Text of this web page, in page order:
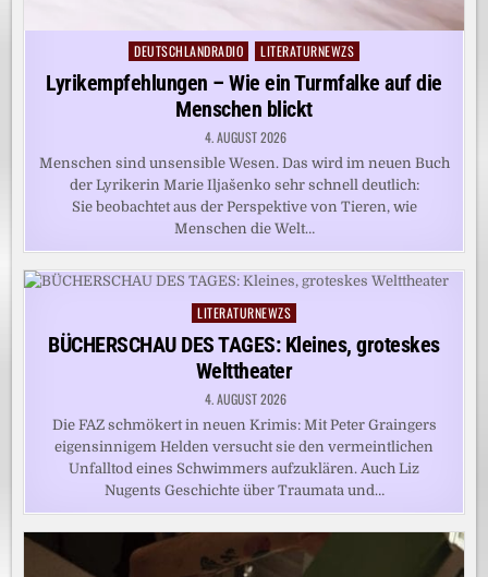
Posted
in
DEUTSCHLANDRADIO LITERATURNEWZS
Lyrikempfehlungen – Wie ein Turmfalke auf die
Menschen blickt
4. AUGUST 2026
Menschen sind unsensible Wesen. Das wird im neuen Buch
der Lyrikerin Marie Iljašenko sehr schnell deutlich:
Sie beobachtet aus der Perspektive von Tieren, wie
Menschen die Welt…
Posted
in
LITERATURNEWZS
BÜCHERSCHAU DES TAGES: Kleines, groteskes
Welttheater
4. AUGUST 2026
Die FAZ schmökert in neuen Krimis: Mit Peter Graingers
eigensinnigem Helden versucht sie den vermeintlichen
Unfalltod eines Schwimmers aufzuklären. Auch Liz
Nugents Geschichte über Traumata und…